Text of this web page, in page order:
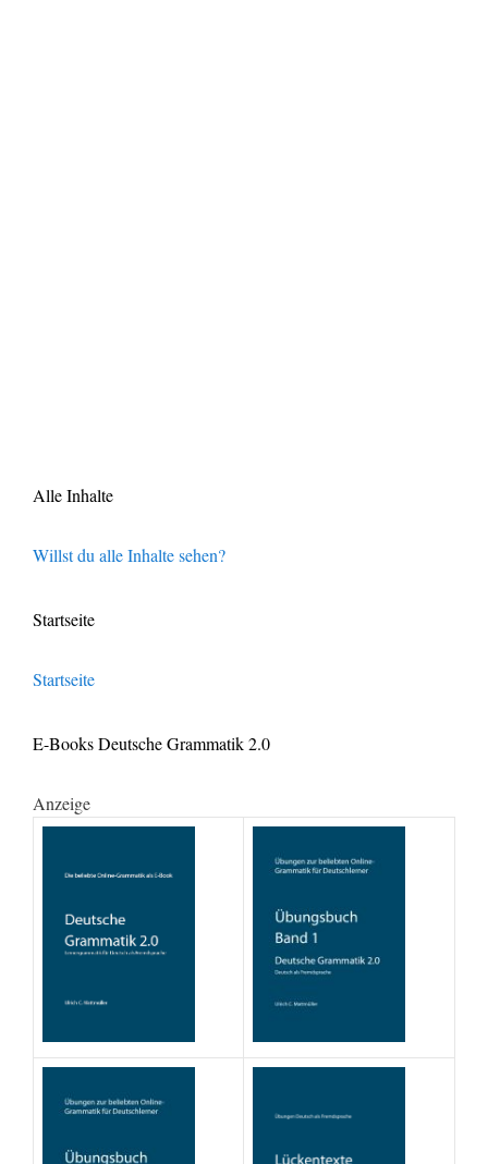
Alle Inhalte
Willst du alle Inhalte sehen?
Startseite
Startseite
E-Books Deutsche Grammatik 2.0
Anzeige